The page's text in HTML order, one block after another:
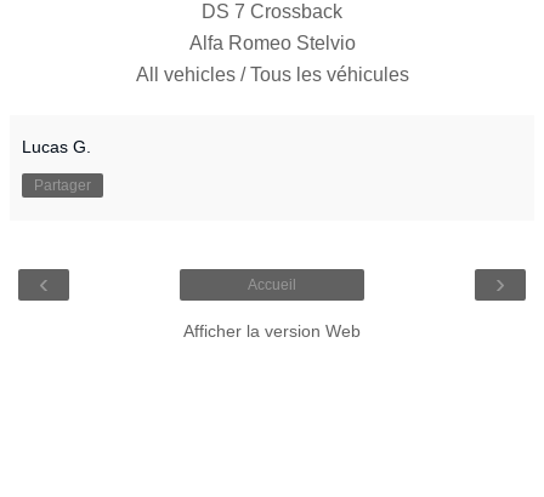
DS 7 Crossback
Alfa Romeo Stelvio
All vehicles / Tous les véhicules
Lucas G.
Partager
‹ ›
Accueil
Afficher la version Web